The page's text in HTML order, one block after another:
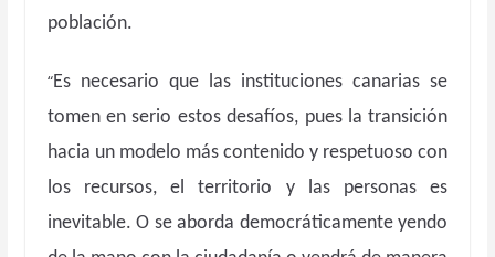
población.
“Es necesario que las instituciones canarias se
tomen en serio estos desafíos, pues la transición
hacia un modelo más contenido y respetuoso con
los recursos, el territorio y las personas es
inevitable. O se aborda democráticamente yendo